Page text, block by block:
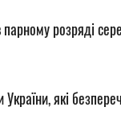
розряді
які